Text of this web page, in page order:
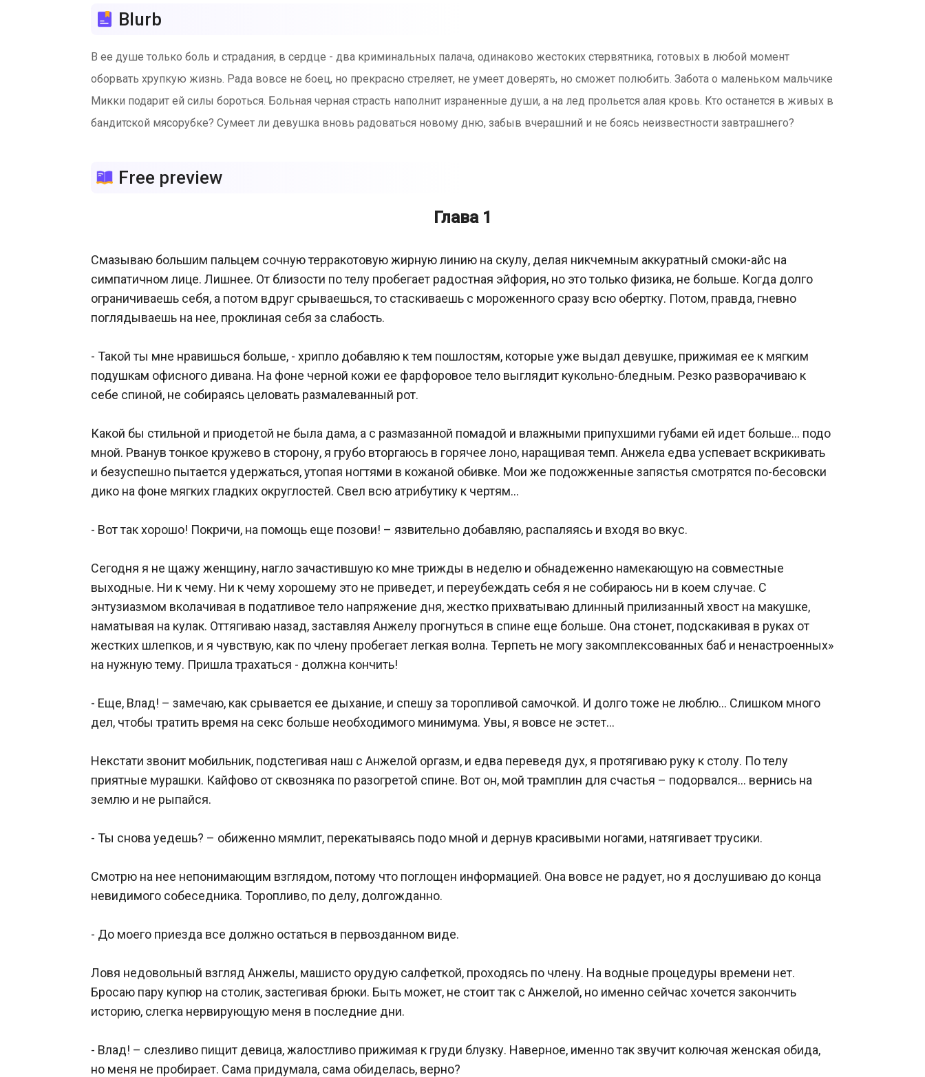
Blurb
В ее душе только боль и страдания, в сердце - два криминальных палача, одинаково жестоких стервятника, готовых в любой момент
оборвать хрупкую жизнь. Рада вовсе не боец, но прекрасно стреляет, не умеет доверять, но сможет полюбить. Забота о маленьком мальчике
Микки подарит ей силы бороться. Больная черная страсть наполнит израненные души, а на лед прольется алая кровь. Кто останется в живых в
бандитской мясорубке? Сумеет ли девушка вновь радоваться новому дню, забыв вчерашний и не боясь неизвестности завтрашнего?
Free preview
Глава 1
Смазываю большим пальцем сочную терракотовую жирную линию на скулу, делая никчемным аккуратный смоки-айс на
симпатичном лице. Лишнее. От близости по телу пробегает радостная эйфория, но это только физика, не больше. Когда долго
ограничиваешь себя, а потом вдруг срываешься, то стаскиваешь с мороженного сразу всю обертку. Потом, правда, гневно
поглядываешь на нее, проклиная себя за слабость.
- Такой ты мне нравишься больше, - хрипло добавляю к тем пошлостям, которые уже выдал девушке, прижимая ее к мягким
подушкам офисного дивана. На фоне черной кожи ее фарфоровое тело выглядит кукольно-бледным. Резко разворачиваю к
себе спиной, не собираясь целовать размалеванный рот.
Какой бы стильной и приодетой не была дама, а с размазанной помадой и влажными припухшими губами ей идет больше… подо
мной. Рванув тонкое кружево в сторону, я грубо вторгаюсь в горячее лоно, наращивая темп. Анжела едва успевает вскрикивать
и безуспешно пытается удержаться, утопая ногтями в кожаной обивке. Мои же подожженные запястья смотрятся по-бесовски
дико на фоне мягких гладких округлостей. Свел всю атрибутику к чертям…
- Вот так хорошо! Покричи, на помощь еще позови! – язвительно добавляю, распаляясь и входя во вкус.
Сегодня я не щажу женщину, нагло зачастившую ко мне трижды в неделю и обнадеженно намекающую на совместные
выходные. Ни к чему. Ни к чему хорошему это не приведет, и переубеждать себя я не собираюсь ни в коем случае. С
энтузиазмом вколачивая в податливое тело напряжение дня, жестко прихватываю длинный прилизанный хвост на макушке,
наматывая на кулак. Оттягиваю назад, заставляя Анжелу прогнуться в спине еще больше. Она стонет, подскакивая в руках от
жестких шлепков, и я чувствую, как по члену пробегает легкая волна. Терпеть не могу закомплексованных баб и ненастроенных»
на нужную тему. Пришла трахаться - должна кончить!
- Еще, Влад! – замечаю, как срывается ее дыхание, и спешу за торопливой самочкой. И долго тоже не люблю… Слишком много
дел, чтобы тратить время на секс больше необходимого минимума. Увы, я вовсе не эстет…
Некстати звонит мобильник, подстегивая наш с Анжелой оргазм, и едва переведя дух, я протягиваю руку к столу. По телу
приятные мурашки. Кайфово от сквозняка по разогретой спине. Вот он, мой трамплин для счастья – подорвался… вернись на
землю и не рыпайся.
- Ты снова уедешь? – обиженно мямлит, перекатываясь подо мной и дернув красивыми ногами, натягивает трусики.
Смотрю на нее непонимающим взглядом, потому что поглощен информацией. Она вовсе не радует, но я дослушиваю до конца
невидимого собеседника. Торопливо, по делу, долгожданно.
- До моего приезда все должно остаться в первозданном виде.
Ловя недовольный взгляд Анжелы, машисто орудую салфеткой, проходясь по члену. На водные процедуры времени нет.
Бросаю пару купюр на столик, застегивая брюки. Быть может, не стоит так с Анжелой, но именно сейчас хочется закончить
историю, слегка нервирующую меня в последние дни.
- Влад! – слезливо пищит девица, жалостливо прижимая к груди блузку. Наверное, именно так звучит колючая женская обида,
но меня не пробирает. Сама придумала, сама обиделась, верно?